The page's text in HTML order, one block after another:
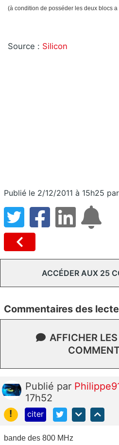
(à condition de posséder les deux blocs a
Source : Silicon
Publié le 2/12/2011 à 15h25 par
ACCÉDER AUX 25
Commentaires des
AFFICHER
Publié par
17h52
!
citer
bande des 800 MHz